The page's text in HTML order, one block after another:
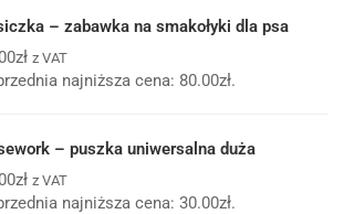
– zabawka na smakołyki dla psa
zł z VAT
najniższa cena: 80.00zł.
– puszka uniwersalna duża
zł z VAT
najniższa cena: 30.00zł.